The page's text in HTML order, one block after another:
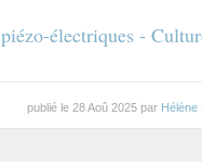
électriques -
publié le 28 Aoû 2025 par Hélène